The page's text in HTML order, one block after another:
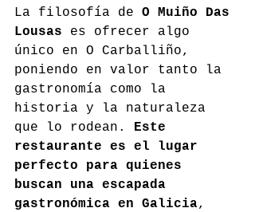
La filosofía de O Muiño Das
Lousas es ofrecer algo
único en O Carballiño,
poniendo en valor tanto la
gastronomía como la
historia y la naturaleza
que lo rodean. Este
restaurante es el lugar
perfecto para quienes
buscan una escapada
gastronómica en Galicia,